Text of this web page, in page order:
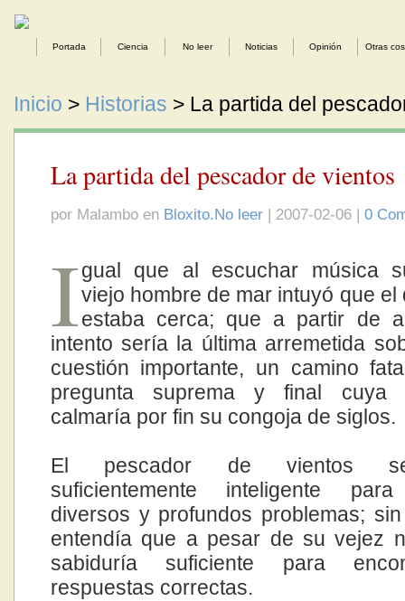
Portada Ciencia No leer Noticias Opinión Otras
Inicio > Historias > La partida del
La partida del pescador de vientos
por Malambo en Bloxito.No leer| 2007-02-06 | 0
Igual que al escuchar música
viejo hombre de mar intuyó que el
estaba cerca; que a partir de
intento sería la última arremetida
cuestión importante, un camino
pregunta suprema y final cuya
calmaría por fin su congoja de siglos.
El pescador de vientos
suficientemente inteligente
diversos y profundos problemas;
entendía que a pesar de su vejez
sabiduría suficiente para
respuestas correctas.